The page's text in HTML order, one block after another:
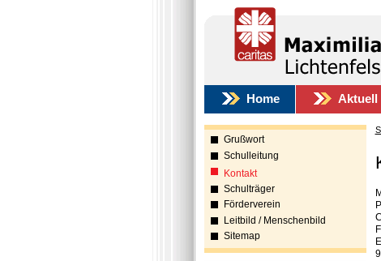
Home Aktuell
Grußwort
Schulleitung
Kontakt
Schulträger
Förderverein
Leitbild / Menschenbild
Sitemap